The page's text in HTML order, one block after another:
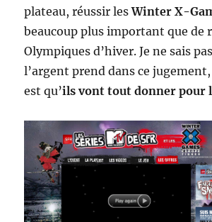
plateau, réussir lesWinter X-
beaucoup plus important que de
Olympiques d’hiver. Je ne sais
l’argent prend dans ce
est qu’ils vont tout donner pour